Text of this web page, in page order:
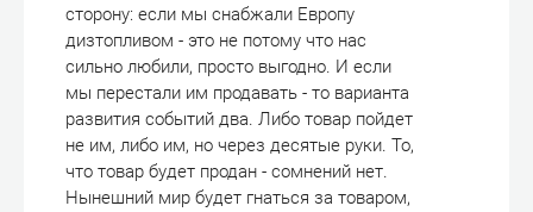
сторону: если мы снабжали Европу
дизтопливом - это не потому что нас
сильно любили, просто выгодно. И если
мы перестали им продавать - то варианта
развития событий два. Либо товар пойдет
не им, либо им, но через десятые руки. То,
что товар будет продан - сомнений нет.
Нынешний мир будет гнаться за товаром,